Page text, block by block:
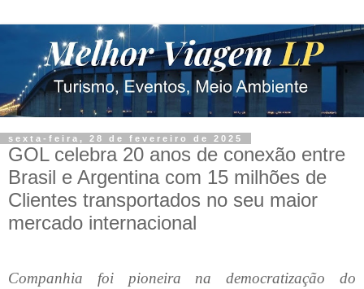
sexta-feira, 28 de fevereiro de 2025
GOL celebra 20 anos de conexão entre
Brasil e Argentina com 15 milhões de
Clientes transportados no seu maior
mercado internacional
Companhia foi pioneira na democratização do